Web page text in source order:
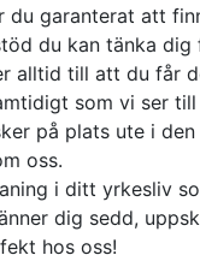
du garanterat att
du kan tänka
alltid till att du får
som vi ser
på plats ute i
oss.
i ditt yrkesliv
dig sedd,
hos oss!